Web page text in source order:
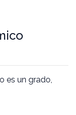
es un grado,